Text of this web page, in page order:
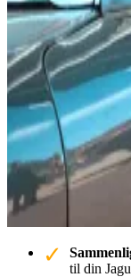
til din